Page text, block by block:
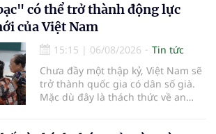
thiện cơ chế tài chính và đa dạng
hóa phương tiện nhằm nâng cao
năng lực cấp cứu trước viện trên
phạm vi cả nước.
có thể trở thành động lực
của Việt Nam
15:15 | 06/08/2026
Tin tức
Chưa đầy một thập kỷ, Việt Nam sẽ
trở thành quốc gia có dân số già.
Mặc dù đây là thách thức về an